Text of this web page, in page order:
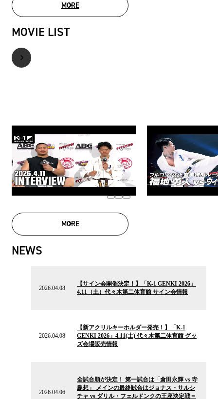
MOREPHOTO GALLERY
MOVIE LIST
MOREMOVIE LIST
NEWS
2026.04.08
【サイン会開催決定！】「K-1 GENKI 2026」
4.11（土）代々木第二体育館 サイン会情報
2026.04.08
【新アクリルキーホルダー発売！】「K-1
GENKI 2026」4.11(土) 代々木第二体育館 グッ
ズ会場販売情報
2026.04.06
全試合順が決定！ 第一試合は「倉田永輝 vs 寺
島想」 メインの最終試合はジョナス・サルシ
チャ vs ダリル・フェルドンクの王座決定戦＝